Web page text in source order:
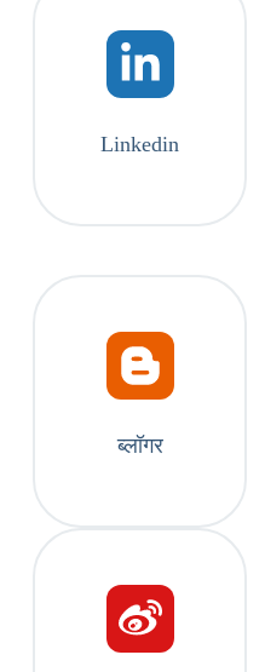
Linkedin
ब्लॉगर